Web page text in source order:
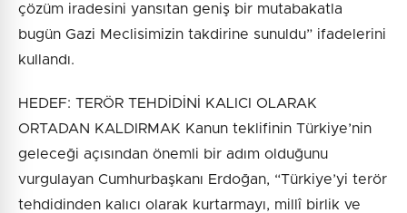
çözüm iradesini yansıtan geniş bir mutabakatla
bugün Gazi Meclisimizin takdirine sunuldu” ifadelerini
kullandı.
HEDEF: TERÖR TEHDİDİNİ KALICI OLARAK
ORTADAN KALDIRMAK Kanun teklifinin Türkiye’nin
geleceği açısından önemli bir adım olduğunu
vurgulayan Cumhurbaşkanı Erdoğan, “Türkiye’yi terör
tehdidinden kalıcı olarak kurtarmayı, millî birlik ve